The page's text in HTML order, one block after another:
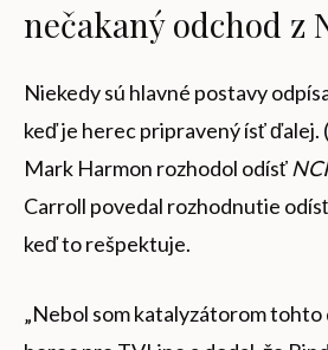
nečakaný odchod z
Niekedy sú hlavné postavy
keď je herec pripravený ísť ďalej.
Mark Harmon rozhodol odísť
Carroll povedal rozhodnutie
keď to rešpektuje.
„Nebol som katalyzátorom tohto